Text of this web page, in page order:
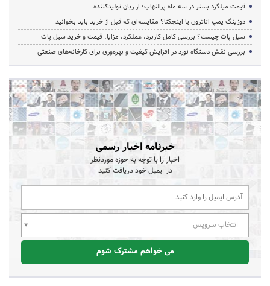
قیمت میلگرد بستر در سه ماه پرالتهاب؛ از زبان تولیدکننده
دوزینگ پمپ اتاترون یا اینجکتا؟ مقایسه‌ای که قبل از خرید باید بخوانید
سیل پات چیست؟ بررسی کامل کاربرد، عملکرد، مزایا، قیمت و خرید سیل پات
بررسی نقش دستگاه نورد در افزایش کیفیت و بهره‌وری برای کارخانه‌های صنعتی
خبرنامه اخبار رسمی
اخبار را با توجه به حوزه موردنظر
در ایمیل خود دریافت کنید
انتخاب سرویس
می خواهم مشترک شوم